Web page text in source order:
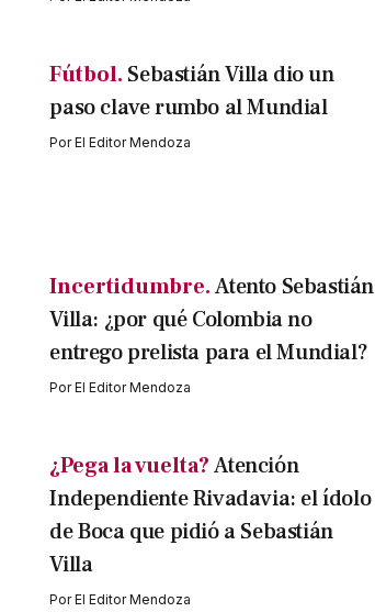
Fútbol. Sebastián Villa dio un
paso clave rumbo al Mundial
PorEl Editor Mendoza
Incertidumbre. Atento Sebastián
Villa: ¿por qué Colombia no
entrego prelista para el Mundial?
PorEl Editor Mendoza
¿Pega la vuelta? Atención
Independiente Rivadavia: el ídolo
de Boca que pidió a Sebastián
Villa
PorEl Editor Mendoza